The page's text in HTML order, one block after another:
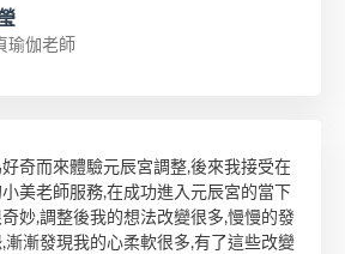
瑜伽老師
奇而來體驗元辰宮調整,後來我接受在
美老師服務,在成功進入元辰宮的當下
妙,調整後我的想法改變很多,慢慢的發
漸漸發現我的心柔軟很多,有了這些改變